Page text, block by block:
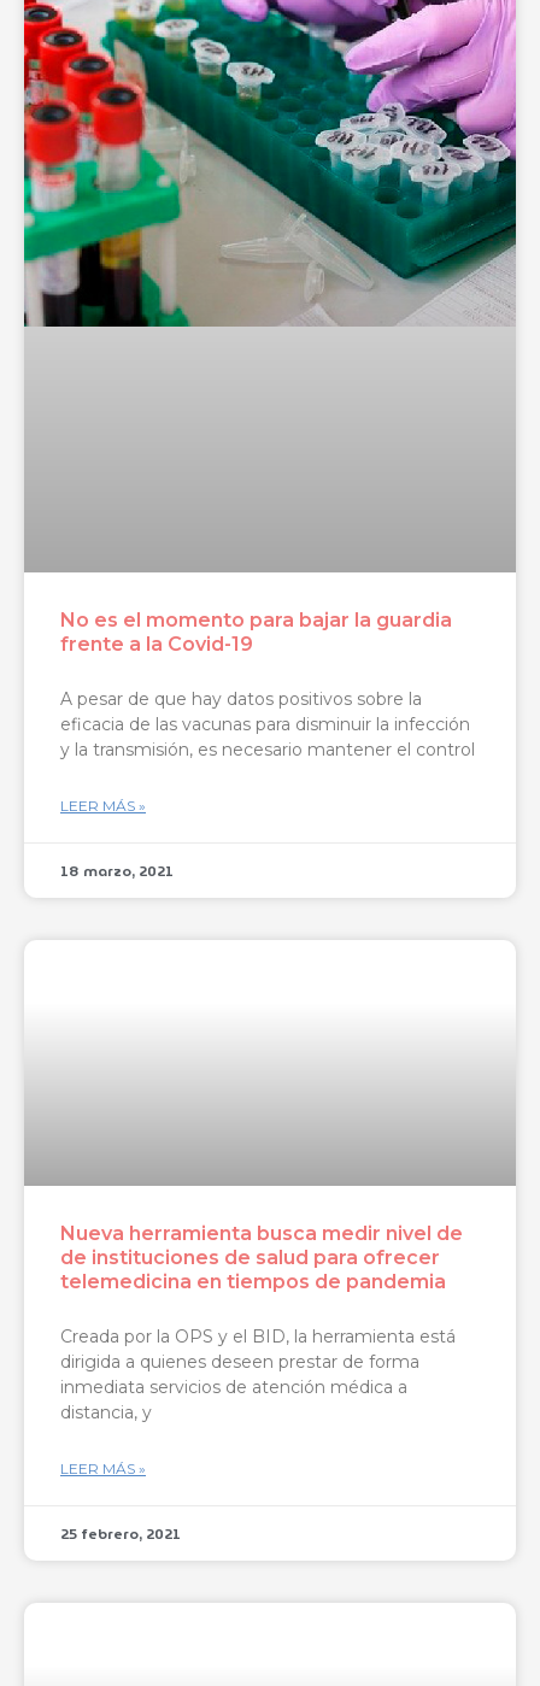
No es el momento para bajar la guardia
frente a la Covid-19
A pesar de que hay datos positivos sobre la
eficacia de las vacunas para disminuir la infección
y la transmisión, es necesario mantener el control
LEER MÁS »
18 marzo, 2021
Nueva herramienta busca medir nivel de
de instituciones de salud para ofrecer
telemedicina en tiempos de pandemia
Creada por la OPS y el BID, la herramienta está
dirigida a quienes deseen prestar de forma
inmediata servicios de atención médica a
distancia, y
LEER MÁS »
25 febrero, 2021